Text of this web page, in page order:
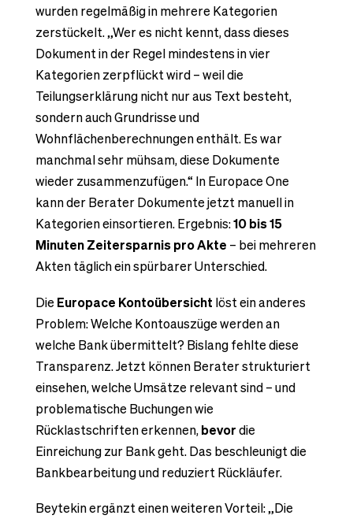
wurden regelmäßig in mehrere Kategorien
zerstückelt. „Wer es nicht kennt, dass dieses
Dokument in der Regel mindestens in vier
Kategorien zerpflückt wird – weil die
Teilungserklärung nicht nur aus Text besteht,
sondern auch Grundrisse und
Wohnflächenberechnungen enthält. Es war
manchmal sehr mühsam, diese Dokumente
wieder zusammenzufügen.“ In Europace One
kann der Berater Dokumente jetzt manuell in
Kategorien einsortieren. Ergebnis:10 bis 15
Minuten Zeitersparnis pro Akte – bei mehreren
Akten täglich ein spürbarer Unterschied.
Die Europace Kontoübersicht löst ein anderes
Problem: Welche Kontoauszüge werden an
welche Bank übermittelt? Bislang fehlte diese
Transparenz. Jetzt können Berater strukturiert
einsehen, welche Umsätze relevant sind – und
problematische Buchungen wie
Rücklastschriften erkennen,bevordie
Einreichung zur Bank geht. Das beschleunigt die
Bankbearbeitung und reduziert Rückläufer.
Beytekin ergänzt einen weiteren Vorteil: „Die